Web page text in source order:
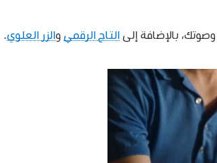
التاج الرقمي والزر العلوي